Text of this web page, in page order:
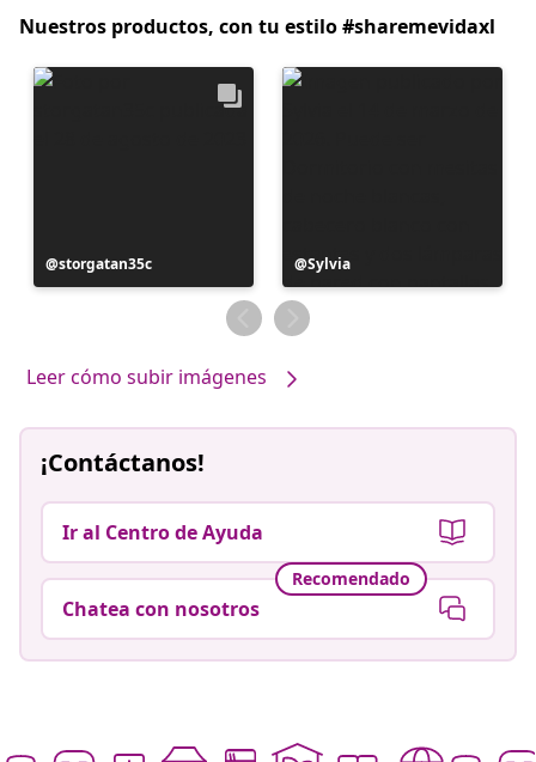
Nuestros productos, con tu estilo #sharemevidaxl
Publicación
realizada
storgatan35c
Publicación
realizada
por
Sylvia
Leer cómo subir imágenes
¡Contáctanos!
Ir al Centro de Ayuda
Recomendado
Chatea con nosotros